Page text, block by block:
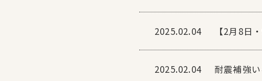
2025.02.04 【2月8日
2025.02.04 耐震補強